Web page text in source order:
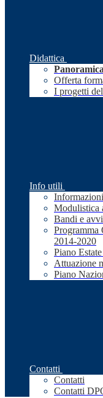
Didattica
Panoramica
Offerta
I progetti
Info utili
Informazioni
Modulistica
Bandi e
Programma
2014-2020
Piano
Attuazione
Piano
Contatti
Contatti
Contatti